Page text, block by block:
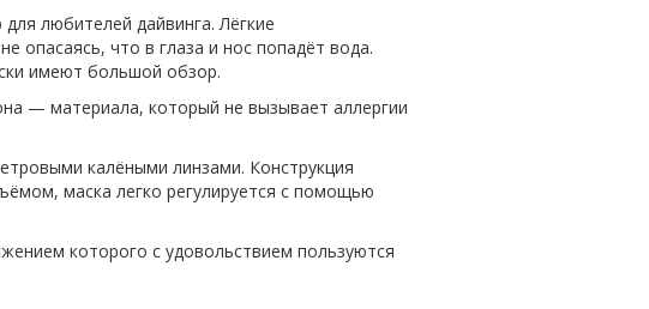
любителей дайвинга. Лёгкие
опасаясь, что в глаза и нос попадёт вода.
имеют большой обзор.
— материала, который не вызывает аллергии
калёными линзами. Конструкция
маска легко регулируется с помощью
которого с удовольствием пользуются